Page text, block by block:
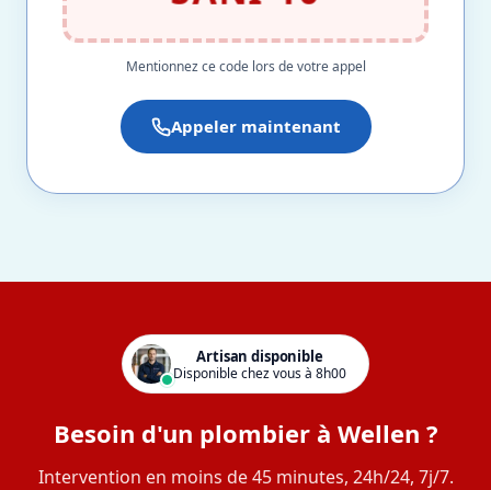
Mentionnez ce code lors de votre appel
Appeler maintenant
Artisan disponible
Disponible chez vous à 8h00
Besoin d'un plombier à Wellen ?
Intervention en moins de 45 minutes, 24h/24, 7j/7.